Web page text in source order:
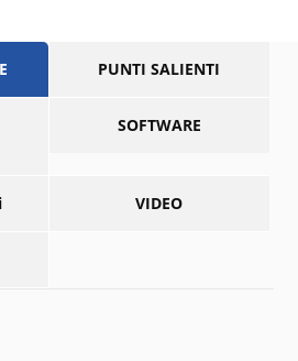
PUNTI SALIENTI
SOFTWARE
VIDEO